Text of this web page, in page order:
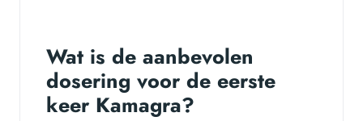
Wat is de aanbevolen
dosering voor de eerste
keer Kamagra?